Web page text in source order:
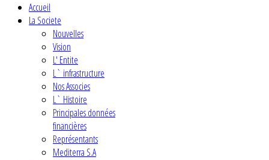
Accueil
La Societe
Nouvelles
Vision
L' Entite
L` infrastructure
Nos Associes
L` Histoire
Principales données
financières
Représentants
Mediterra S.A